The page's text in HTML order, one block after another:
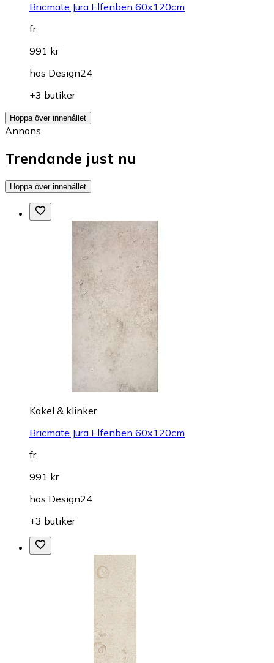
Bricmate Jura Elfenben 60x120cm
fr.
991 kr
hos Design24
+3 butiker
Hoppa över innehållet
Annons
Trendande just nu
Hoppa över innehållet
Kakel & klinker
Bricmate Jura Elfenben 60x120cm
fr.
991 kr
hos Design24
+3 butiker